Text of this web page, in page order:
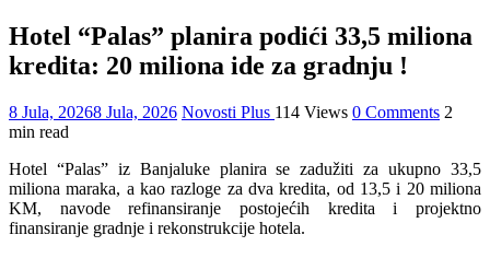
Hotel “Palas” planira podići 33,5 miliona
kredita: 20 miliona ide za gradnju !
8 Jula, 20268 Jula, 2026 Novosti Plus 114 Views 0 Comments 2
min read
Hotel “Palas” iz Banjaluke planira se zadužiti za ukupno 33,5
miliona maraka, a kao razloge za dva kredita, od 13,5 i 20 miliona
KM, navode refinansiranje postojećih kredita i projektno
finansiranje gradnje i rekonstrukcije hotela.